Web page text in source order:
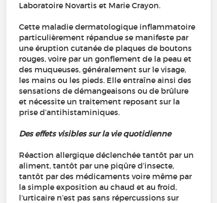
Laboratoire Novartis et Marie Crayon.
Cette maladie dermatologique inflammatoire
particulièrement répandue se manifeste par
une éruption cutanée de plaques de boutons
rouges, voire par un gonflement de la peau et
des muqueuses, généralement sur le visage,
les mains ou les pieds. Elle entraîne ainsi des
sensations de démangeaisons ou de brûlure
et nécessite un traitement reposant sur la
prise d’antihistaminiques.
Des effets visibles sur la vie quotidienne
Réaction allergique déclenchée tantôt par un
aliment, tantôt par une piqûre d’insecte,
tantôt par des médicaments voire même par
la simple exposition au chaud et au froid,
l’urticaire n’est pas sans répercussions sur